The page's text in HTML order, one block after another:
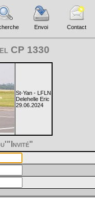
Envoi Contact
CP 1330
St-Yan - LFLN
Delehelle Eric
29.06.2024